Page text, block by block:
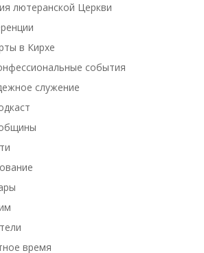
лютеранской Церкви
в Кирхе
события
служение
время